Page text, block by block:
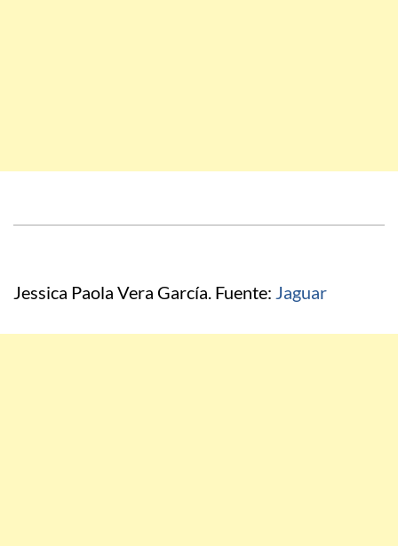
Jessica Paola Vera García. Fuente: Jaguar